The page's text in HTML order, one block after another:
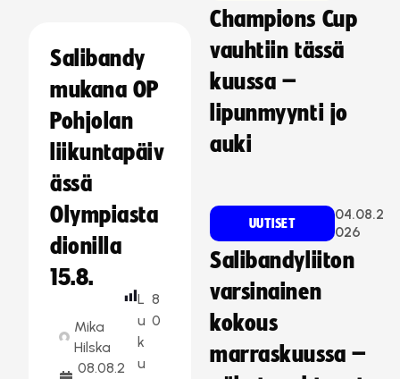
Salibandy
mukana OP
Pohjolan
liikuntapäiv
ässä
Olympiasta
dionilla
15.8.
Mika
Hilska
08.08.2
L
u
k
u
8
0
Champions Cup
vauhtiin tässä
kuussa –
lipunmyynti jo
auki
UUTISET
04.08.2
026
Salibandyliiton
varsinainen
kokous
marraskuussa –